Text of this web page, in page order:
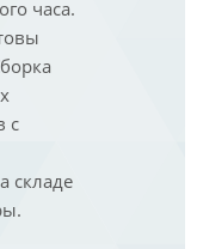
часа.
с
складе